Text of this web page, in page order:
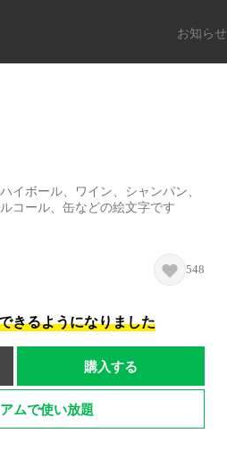
お知らせ
イボール、ワイン、シャンパン、
コール、缶などの絵文字です
548
きるようになりました
購入する
ムで使い放題